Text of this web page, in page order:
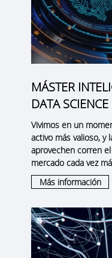
MÁSTER
DATA SCIENCE
Vivimos en un
activo más valioso, y
aprovechen corren
mercado cada vez
Más información